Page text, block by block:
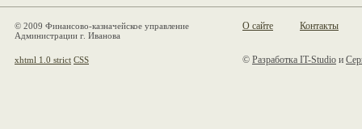
© 2009 Финансово-казначейское управление
Администрации г. Иванова
О сайте Контакты
© Разработка IT-Studio и
xhtml 1.0 strict CSS